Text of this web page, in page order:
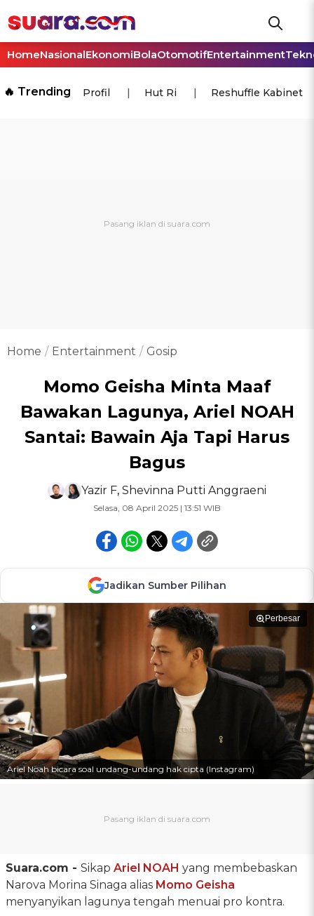
HomeNasionalEkonomiBolaOtomotifEntertainment
🔥 Trending Profil Hut Ri Reshuffle Kabinet
Home Entertainment Gosip
Momo Geisha Minta Maaf
Bawakan Lagunya, Ariel NOAH
Santai: Bawain Aja Tapi Harus
Bagus
Yazir F, Shevinna Putti Anggraeni
Selasa, 08 April 2025 | 13:51 WIB
Jadikan Sumber Pilihan
Perbesar
Ariel Noah bicara soal undang-undang hak cipta (Instagram)
Suara.com - Sikap Ariel NOAH yang membebaskan
Narova Morina Sinaga alias Momo Geisha
menyanyikan lagunya tengah menuai pro kontra.